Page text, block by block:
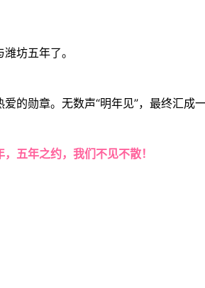
坊五年了。
的勋章。无数声“明年见”，最终汇成一
五年之约，我们不见不散！